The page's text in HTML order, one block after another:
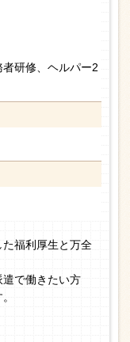
研修、ヘルパー2
福利厚生と万全
で働きたい方